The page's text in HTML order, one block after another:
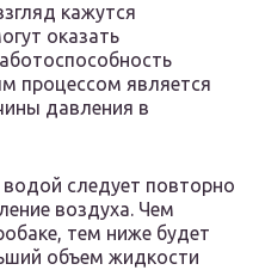
кажутся
оказать
процессом является
давления в
следует повторно
воздуха. Чем
тем ниже будет
объем жидкости